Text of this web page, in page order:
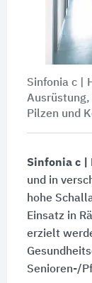
Sinfonia c |
Pilzen und
Sinfonia c |
und in
hohe
Einsatz in
erzielt
Senioren-/